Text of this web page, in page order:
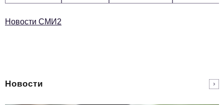
Новости СМИ2
Новости